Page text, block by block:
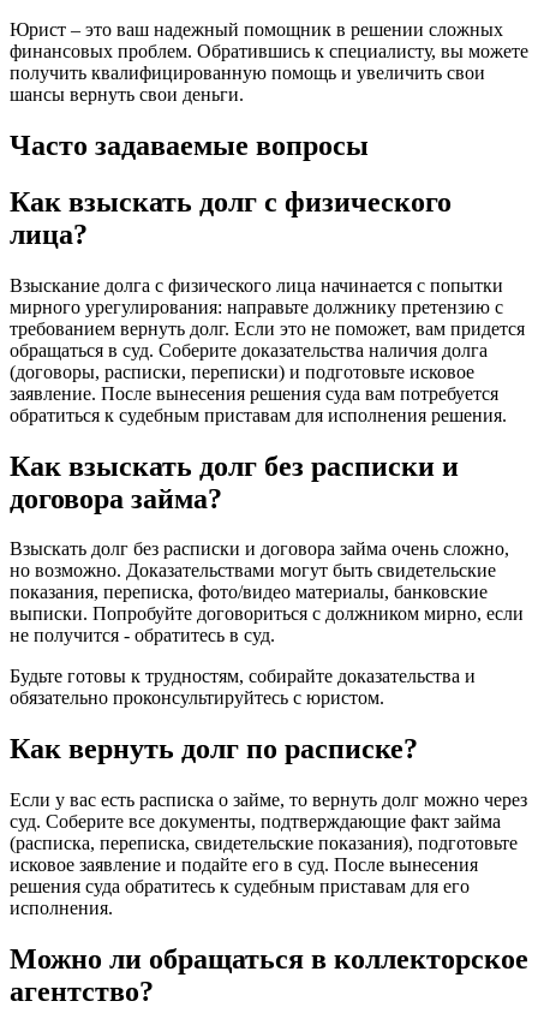
Юрист – это ваш надежный помощник в решении сложных
финансовых проблем. Обратившись к специалисту, вы можете
получить квалифицированную помощь и увеличить свои
шансы вернуть свои деньги.
Часто задаваемые вопросы
Как взыскать долг с физического
лица?
Взыскание долга с физического лица начинается с попытки
мирного урегулирования: направьте должнику претензию с
требованием вернуть долг. Если это не поможет, вам придется
обращаться в суд. Соберите доказательства наличия долга
(договоры, расписки, переписки) и подготовьте исковое
заявление. После вынесения решения суда вам потребуется
обратиться к судебным приставам для исполнения решения.
Как взыскать долг без расписки и
договора займа?
Взыскать долг без расписки и договора займа очень сложно,
но возможно. Доказательствами могут быть свидетельские
показания, переписка, фото/видео материалы, банковские
выписки. Попробуйте договориться с должником мирно, если
не получится - обратитесь в суд.
Будьте готовы к трудностям, собирайте доказательства и
обязательно проконсультируйтесь с юристом.
Как вернуть долг по расписке?
Если у вас есть расписка о займе, то вернуть долг можно через
суд. Соберите все документы, подтверждающие факт займа
(расписка, переписка, свидетельские показания), подготовьте
исковое заявление и подайте его в суд. После вынесения
решения суда обратитесь к судебным приставам для его
исполнения.
Можно ли обращаться в коллекторское
агентство?